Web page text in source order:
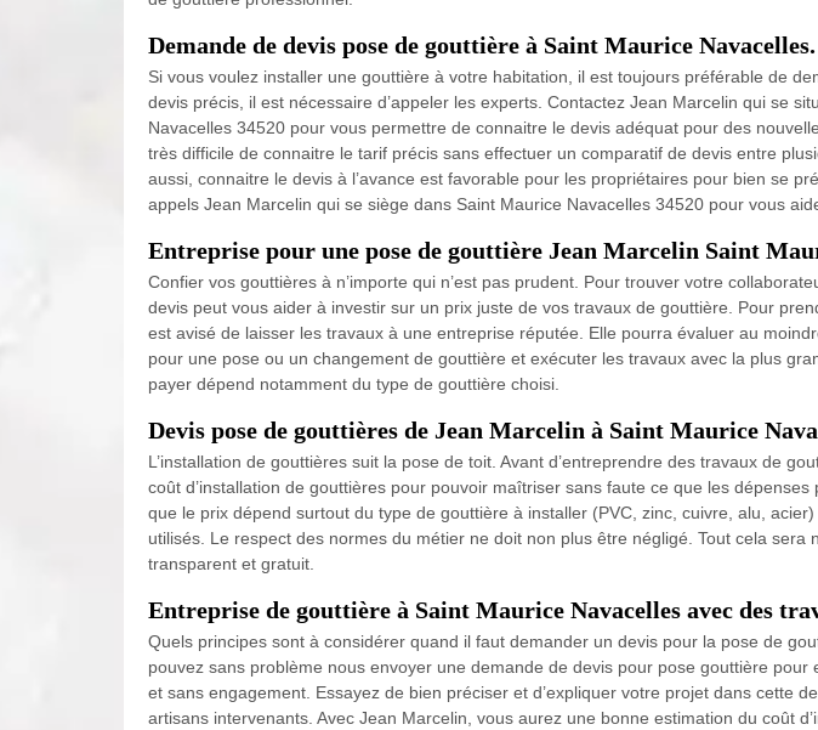
Demande de devis pose de gouttière à Saint Maurice Navacelles.
Si vous voulez installer une gouttière à votre habitation, il est toujours préférable de
devis précis, il est nécessaire d’appeler les experts. Contactez Jean Marcelin qui se
Navacelles 34520 pour vous permettre de connaitre le devis adéquat pour des
très difficile de connaitre le tarif précis sans effectuer un comparatif de devis entre
aussi, connaitre le devis à l’avance est favorable pour les propriétaires pour bien se
appels Jean Marcelin qui se siège dans Saint Maurice Navacelles 34520 pour vous
Entreprise pour une pose de gouttière Jean Marcelin Saint
Confier vos gouttières à n’importe qui n’est pas prudent. Pour trouver votre
devis peut vous aider à investir sur un prix juste de vos travaux de gouttière. Pour
est avisé de laisser les travaux à une entreprise réputée. Elle pourra évaluer au
pour une pose ou un changement de gouttière et exécuter les travaux avec la plus
payer dépend notamment du type de gouttière choisi.
Devis pose de gouttières de Jean Marcelin à Saint Maurice
L’installation de gouttières suit la pose de toit. Avant d’entreprendre des travaux de
coût d’installation de gouttières pour pouvoir maîtriser sans faute ce que les dépenses
que le prix dépend surtout du type de gouttière à installer (PVC, zinc, cuivre, alu,
utilisés. Le respect des normes du métier ne doit non plus être négligé. Tout cela sera
transparent et gratuit.
Entreprise de gouttière à Saint Maurice Navacelles avec des
Quels principes sont à considérer quand il faut demander un devis pour la pose de
pouvez sans problème nous envoyer une demande de devis pour pose gouttière pour
et sans engagement. Essayez de bien préciser et d’expliquer votre projet dans cette
artisans intervenants. Avec Jean Marcelin, vous aurez une bonne estimation du coût